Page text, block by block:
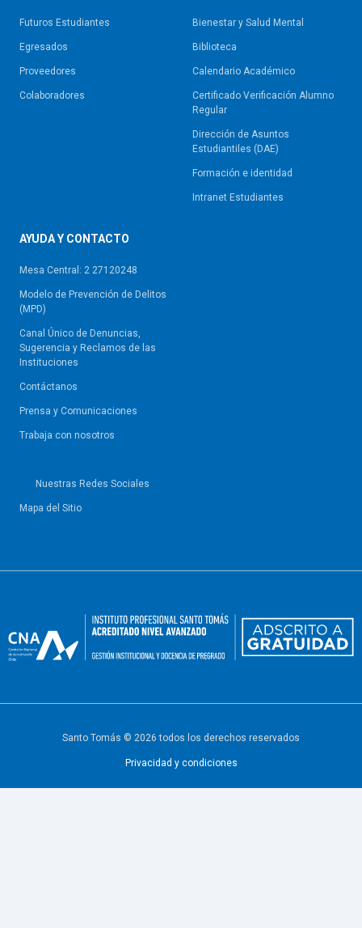
Futuros Estudiantes
Egresados
Proveedores
Colaboradores
Bienestar y Salud Mental
Biblioteca
Calendario Académico
Certificado Verificación Alumno
Regular
Dirección de Asuntos
Estudiantiles (DAE)
Formación e identidad
Intranet Estudiantes
AYUDA Y CONTACTO
Mesa Central: 2 27120248
Modelo de Prevención de Delitos
(MPD)
Canal Único de Denuncias,
Sugerencia y Reclamos de las
Instituciones
Contáctanos
Prensa y Comunicaciones
Trabaja con nosotros
Nuestras Redes Sociales
Mapa del Sitio
Santo Tomás © 2026 todos los derechos reservados
Privacidad y condiciones